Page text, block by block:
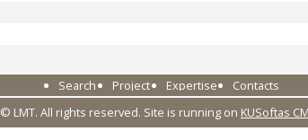
Search Project Expertise
Contacts
© LMT. All rights reserved. Site is running on KUSoftas